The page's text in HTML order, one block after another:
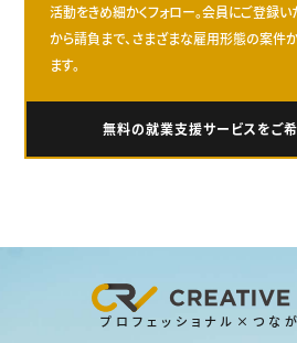
活動をきめ細かくフォロー。会員にご登録い
から請負まで、さまざまな雇用形態の案件
ます。
無料の就業支援サービスをご
プロフェッショナル×つな